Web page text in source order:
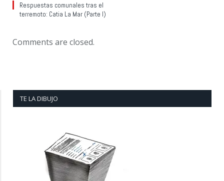
Respuestas comunales tras el
terremoto: Catia La Mar (Parte I)
Comments are closed.
TE LA DIBUJO